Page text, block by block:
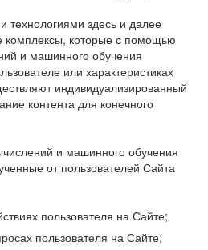
технологиями здесь и далее
которые с помощью
и машинного обучения
или характеристиках
индивидуализированный
контента для конечного
и машинного обучения
от пользователей Сайта
пользователя на Сайте;
пользователя на Сайте;